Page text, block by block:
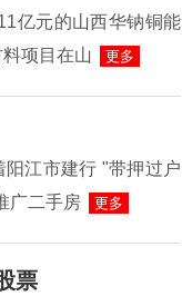
亿元的山西华钠铜能
项目在山
更多
江市建行 "带押过户
广二手房
更多
票